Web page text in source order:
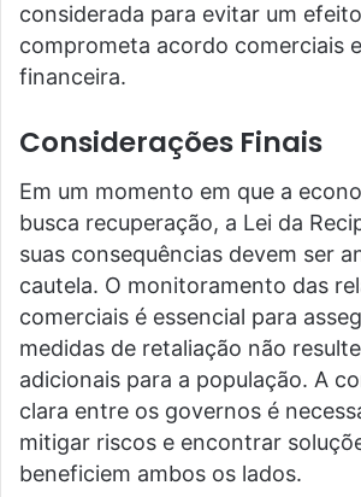
considerada para evitar um
comprometa acordo comerciais
financeira.
Considerações Finais
Em um momento em que a
busca recuperação, a Lei da
suas consequências devem ser
cautela. O monitoramento das
comerciais é essencial para
medidas de retaliação não
adicionais para a população. A
clara entre os governos é
mitigar riscos e encontrar
beneficiem ambos os lados.